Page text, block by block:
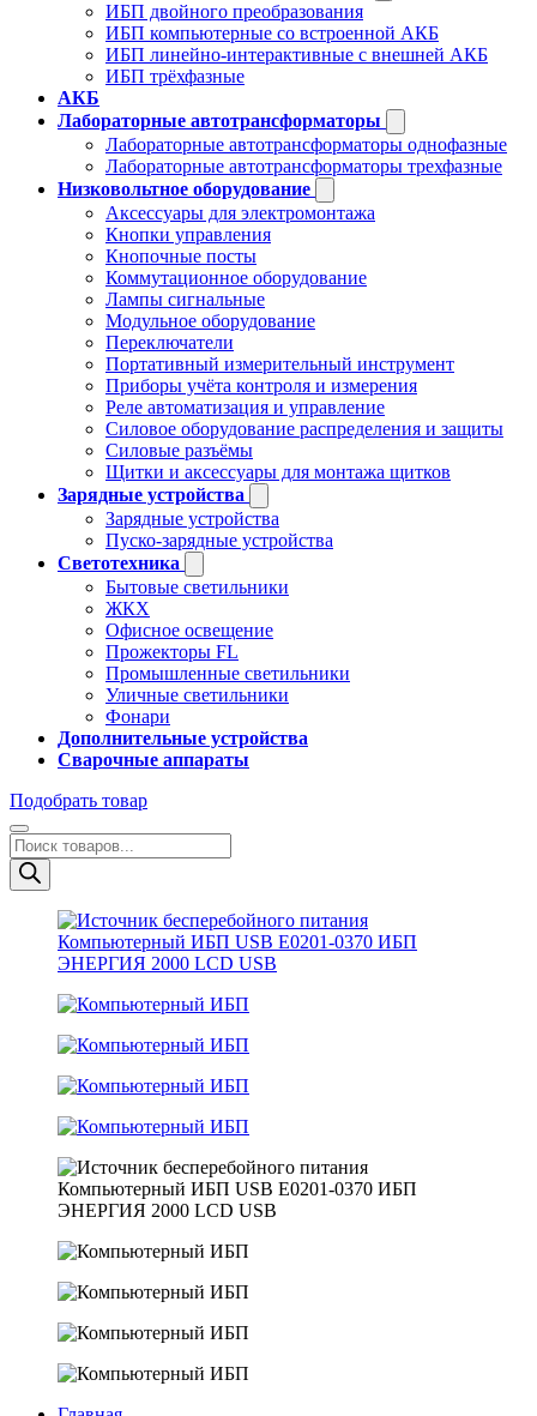
ИБП двойного преобразования
ИБП компьютерные со встроенной АКБ
ИБП линейно-интерактивные с внешней АКБ
ИБП трёхфазные
АКБ
Лабораторные автотрансформаторы
Лабораторные автотрансформаторы однофазные
Лабораторные автотрансформаторы трехфазные
Низковольтное оборудование
Аксессуары для электромонтажа
Кнопки управления
Кнопочные посты
Коммутационное оборудование
Лампы сигнальные
Модульное оборудование
Переключатели
Портативный измерительный инструмент
Приборы учёта контроля и измерения
Реле автоматизация и управление
Силовое оборудование распределения и защиты
Силовые разъёмы
Щитки и аксессуары для монтажа щитков
Зарядные устройства
Зарядные устройства
Пуско-зарядные устройства
Светотехника
Бытовые светильники
ЖКХ
Офисное освещение
Прожекторы FL
Промышленные светильники
Уличные светильники
Фонари
Дополнительные устройства
Сварочные аппараты
Подобрать товар
Поиск
товаров